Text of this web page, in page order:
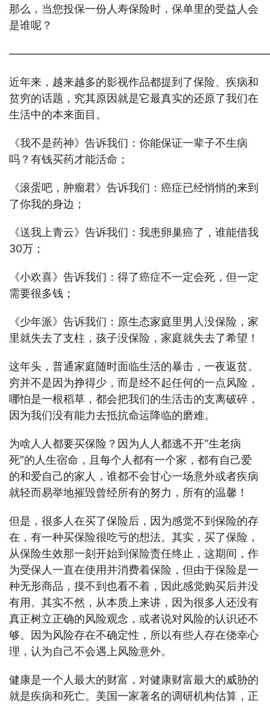
那么，当您投保一份人寿保险时，保单里的受益人会
是谁呢？
近年来，越来越多的影视作品都提到了保险、疾病和
贫穷的话题，究其原因就是它最真实的还原了我们在
生活中的本来面目。
《我不是药神》告诉我们：你能保证一辈子不生病
吗？有钱买药才能活命；
《滚蛋吧，肿瘤君》告诉我们：癌症已经悄悄的来到
了你我的身边；
《送我上青云》告诉我们：我患卵巢癌了，谁能借我
30万；
《小欢喜》告诉我们：得了癌症不一定会死，但一定
需要很多钱；
《少年派》告诉我们：原生态家庭里男人没保险，家
里就失去了支柱，孩子没保险，家庭就失去了希望！
这年头，普通家庭随时面临生活的暴击，一夜返贫。
穷并不是因为挣得少，而是经不起任何的一点风险，
哪怕是一根稻草，都会把我们的生活击的支离破碎，
因为我们没有能力去抵抗命运降临的磨难。
为啥人人都要买保险？因为人人都逃不开“生老病
死”的人生宿命，且每个人都有一个家，都有自己爱
的和爱自己的家人，谁都不会甘心一场意外或者疾病
就轻而易举地摧毁曾经所有的努力，所有的温馨！
但是，很多人在买了保险后，因为感觉不到保险的存
在，有一种买保险很吃亏的想法。其实，买了保险，
从保险生效那一刻开始到保险责任终止，这期间，作
为受保人一直在使用并消费着保险，但由于保险是一
种无形商品，摸不到也看不着，因此感觉购买后并没
有用。其实不然，从本质上来讲，因为很多人还没有
真正树立正确的风险观念，或者说对风险的认识还不
够。因为风险存在不确定性，所以有些人存在侥幸心
理，认为自己不会遇上风险意外。
健康是一个人最大的财富，对健康财富最大的威胁的
就是疾病和死亡。美国一家著名的调研机构估算，正